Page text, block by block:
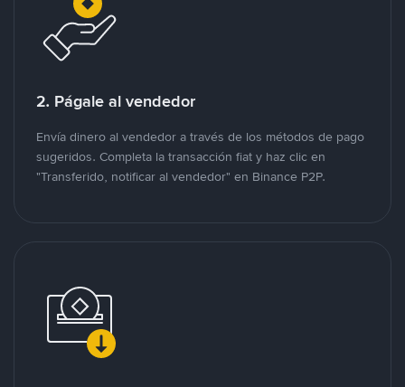
2. Págale al vendedor
Envía dinero al vendedor a través de los métodos de pago
sugeridos. Completa la transacción fiat y haz clic en
"Transferido, notificar al vendedor" en Binance P2P.